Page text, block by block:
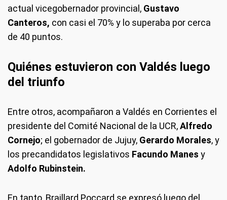
actual vicegobernador provincial, Gustavo
Canteros, con casi el 70% y lo superaba por cerca
de 40 puntos.
Quiénes estuvieron con Valdés luego
del triunfo
Entre otros, acompañaron a Valdés en Corrientes el
presidente del Comité Nacional de la UCR,Alfredo
Cornejo; el gobernador de Jujuy, Gerardo Morales, y
los precandidatos legislativos Facundo Manes y
Adolfo Rubinstein.
En tanto, Braillard Poccard se expresó luego del